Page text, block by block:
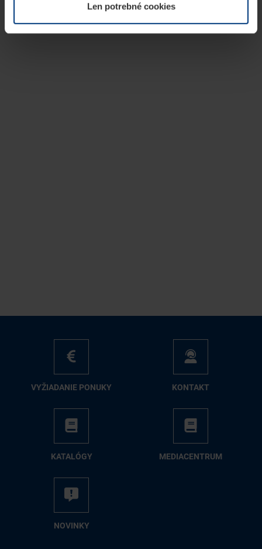
našej webovej stránky.Len potrebné cookies
VY­ŽIA­DA­NIE PO­NU­KY KON­TAKT
KA­TA­LÓ­GY ME­DIA­CEN­TRUM
NO­VIN­KY